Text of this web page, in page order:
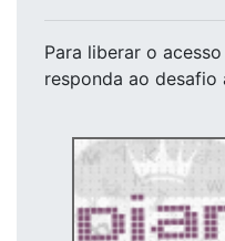
Para liberar o acesso
responda ao desafio